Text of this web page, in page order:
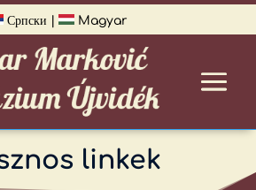
Српски Magyar
linkek